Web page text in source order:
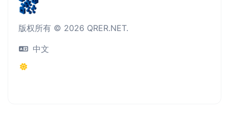
版权所有 © 2026 QRER.NET.
中文